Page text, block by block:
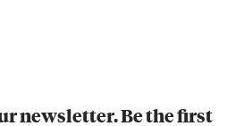
newsletter. Be the first